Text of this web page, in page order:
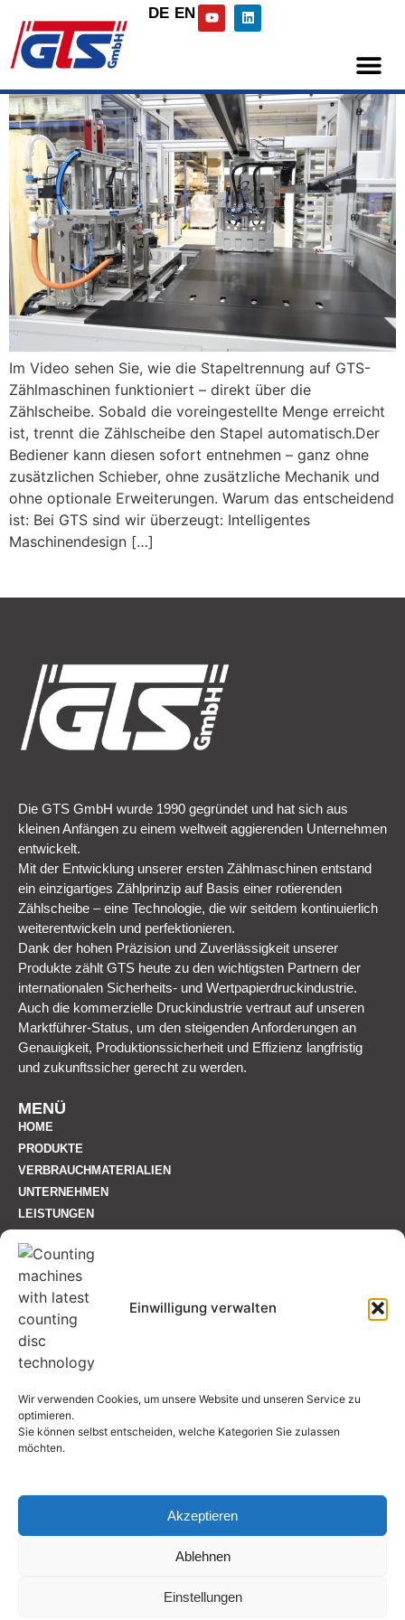
Einwilligung verwalten
Wir verwenden Cookies, um unsere Website und unseren Service zu
optimieren.
Sie können selbst entscheiden, welche Kategorien Sie zulassen
möchten.
Akzeptieren
Ablehnen
Einstellungen
DE EN
Im Video sehen Sie, wie die Stapeltrennung auf GTS-
Zählmaschinen funktioniert – direkt über die
Zählscheibe. Sobald die voreingestellte Menge erreicht
ist, trennt die Zählscheibe den Stapel automatisch.Der
Bediener kann diesen sofort entnehmen – ganz ohne
zusätzlichen Schieber, ohne zusätzliche Mechanik und
ohne optionale Erweiterungen. Warum das entscheidend
ist: Bei GTS sind wir überzeugt: Intelligentes
Maschinendesign […]
Die GTS GmbH wurde 1990 gegründet und hat sich aus
kleinen Anfängen zu einem weltweit aggierenden Unternehmen
entwickelt.
Mit der Entwicklung unserer ersten Zählmaschinen entstand
ein einzigartiges Zählprinzip auf Basis einer rotierenden
Zählscheibe – eine Technologie, die wir seitdem kontinuierlich
weiterentwickeln und perfektionieren.
Dank der hohen Präzision und Zuverlässigkeit unserer
Produkte zählt GTS heute zu den wichtigsten Partnern der
internationalen Sicherheits- und Wertpapierdruckindustrie.
Auch die kommerzielle Druckindustrie vertraut auf unseren
Marktführer-Status, um den steigenden Anforderungen an
Genauigkeit, Produktionssicherheit und Effizienz langfristig
und zukunftssicher gerecht zu werden.
MENÜ
HOME
PRODUKTE
VERBRAUCHMATERIALIEN
UNTERNEHMEN
LEISTUNGEN
KONTAKT
COOKIE-RICHTLINIE (EU)
SO ERREICHEN SIE UNS
Böllinger Straße 61 74078 Heilbronn